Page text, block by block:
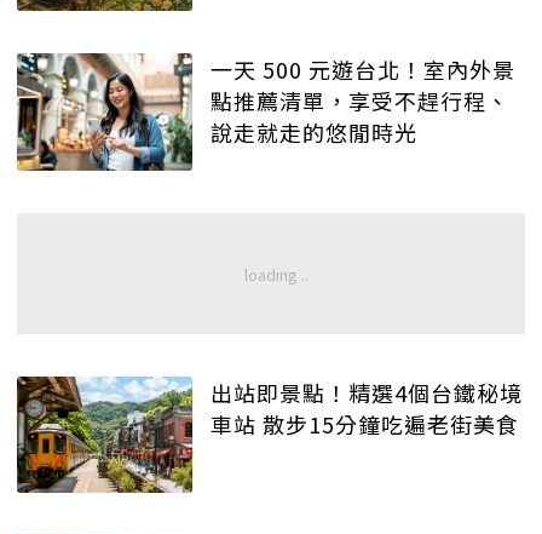
一天 500 元遊台北！室內外景
點推薦清單，享受不趕行程、
說走就走的悠閒時光
出站即景點！精選4個台鐵秘境
車站 散步15分鐘吃遍老街美食